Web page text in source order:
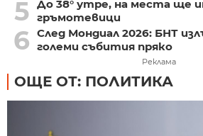
5 До 38° утре, на места ще
гръмотевици
6 След Мондиал 2026: БНТ
големи събития пряко
Реклама
ОЩЕ ОТ: ПОЛИТИКА